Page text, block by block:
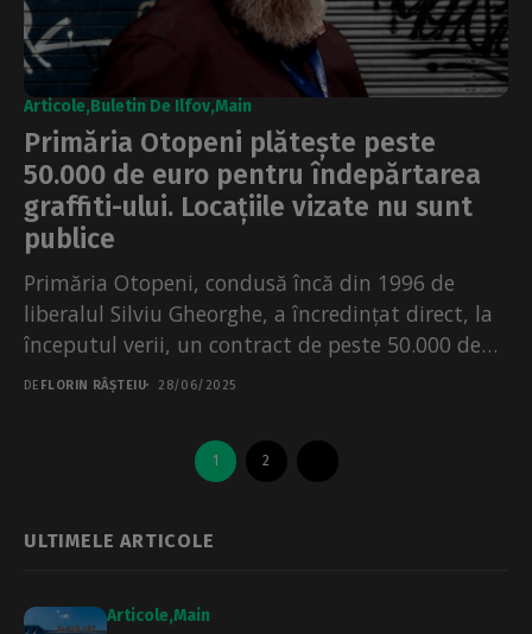
Articole Buletin De Ilfov Main
Primăria Otopeni plătește peste
50.000 de euro pentru îndepărtarea
graffiti-ului. Locațiile vizate nu sunt
publice
Primăria Otopeni, condusă încă din 1996 de
liberalul Silviu Gheorghe, a încredințat direct, la
începutul verii, un contract de peste 50.000 de
euro...
DE FLORIN RÂȘTEIU 28/06/2025
1 2
ULTIMELE ARTICOLE
Articole Main